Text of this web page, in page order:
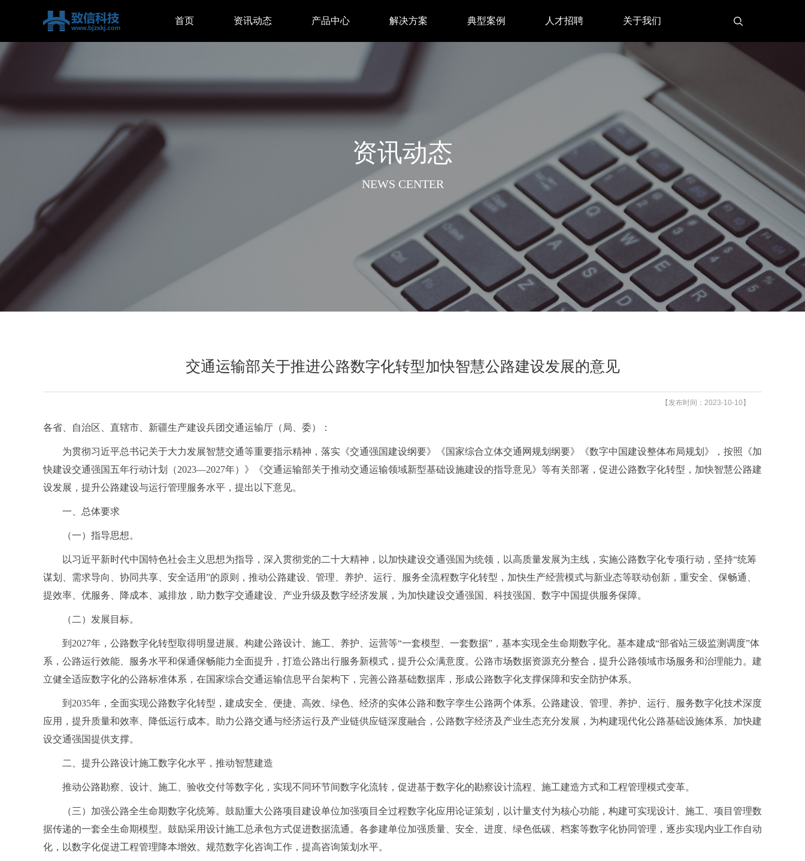
首页 资讯动态 产品中心 解决方案 典型案例 人才招聘 关于我们
资讯动态
NEWS CENTER
交通运输部关于推进公路数字化转型加快智慧公路建设发展的意见
【发布时间：2023-10-10】
各省、自治区、直辖市、新疆生产建设兵团交通运输厅（局、委）：
为贯彻习近平总书记关于大力发展智慧交通等重要指示精神，落实《交通强国建设纲要》《国家综合立体交通网规划纲要》《数字中国建设整体布局规划》，按照《加
快建设交通强国五年行动计划（2023—2027年）》《交通运输部关于推动交通运输领域新型基础设施建设的指导意见》等有关部署，促进公路数字化转型，加快智慧公路建
设发展，提升公路建设与运行管理服务水平，提出以下意见。
一、总体要求
（一）指导思想。
以习近平新时代中国特色社会主义思想为指导，深入贯彻党的二十大精神，以加快建设交通强国为统领，以高质量发展为主线，实施公路数字化专项行动，坚持“统筹
谋划、需求导向、协同共享、安全适用”的原则，推动公路建设、管理、养护、运行、服务全流程数字化转型，加快生产经营模式与新业态等联动创新，重安全、保畅通、
提效率、优服务、降成本、减排放，助力数字交通建设、产业升级及数字经济发展，为加快建设交通强国、科技强国、数字中国提供服务保障。
（二）发展目标。
到2027年，公路数字化转型取得明显进展。构建公路设计、施工、养护、运营等“一套模型、一套数据”，基本实现全生命期数字化。基本建成“部省站三级监测调度”体
系，公路运行效能、服务水平和保通保畅能力全面提升，打造公路出行服务新模式，提升公众满意度。公路市场数据资源充分整合，提升公路领域市场服务和治理能力。建
立健全适应数字化的公路标准体系，在国家综合交通运输信息平台架构下，完善公路基础数据库，形成公路数字化支撑保障和安全防护体系。
到2035年，全面实现公路数字化转型，建成安全、便捷、高效、绿色、经济的实体公路和数字孪生公路两个体系。公路建设、管理、养护、运行、服务数字化技术深度
应用，提升质量和效率、降低运行成本。助力公路交通与经济运行及产业链供应链深度融合，公路数字经济及产业生态充分发展，为构建现代化公路基础设施体系、加快建
设交通强国提供支撑。
二、提升公路设计施工数字化水平，推动智慧建造
推动公路勘察、设计、施工、验收交付等数字化，实现不同环节间数字化流转，促进基于数字化的勘察设计流程、施工建造方式和工程管理模式变革。
（三）加强公路全生命期数字化统筹。鼓励重大公路项目建设单位加强项目全过程数字化应用论证策划，以计量支付为核心功能，构建可实现设计、施工、项目管理数
据传递的一套全生命期模型。鼓励采用设计施工总承包方式促进数据流通。各参建单位加强质量、安全、进度、绿色低碳、档案等数字化协同管理，逐步实现内业工作自动
化，以数字化促进工程管理降本增效。规范数字化咨询工作，提高咨询策划水平。